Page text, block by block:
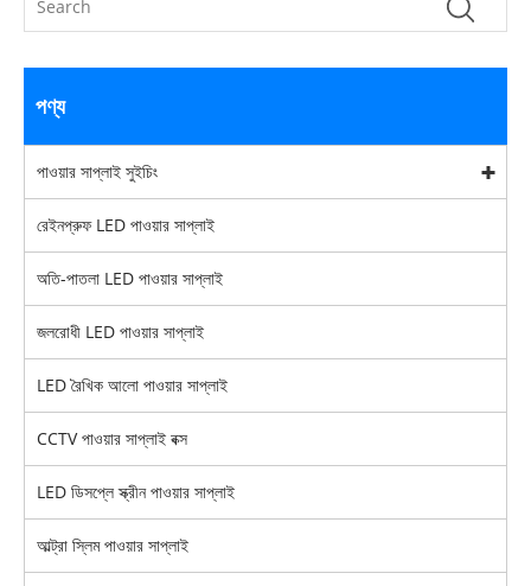
পণ্য
পাওয়ার সাপ্লাই সুইচিং
রেইনপ্রুফ LED পাওয়ার সাপ্লাই
অতি-পাতলা LED পাওয়ার সাপ্লাই
জলরোধী LED পাওয়ার সাপ্লাই
LED রৈখিক আলো পাওয়ার সাপ্লাই
CCTV পাওয়ার সাপ্লাই বক্স
LED ডিসপ্লে স্ক্রীন পাওয়ার সাপ্লাই
আল্ট্রা স্লিম পাওয়ার সাপ্লাই